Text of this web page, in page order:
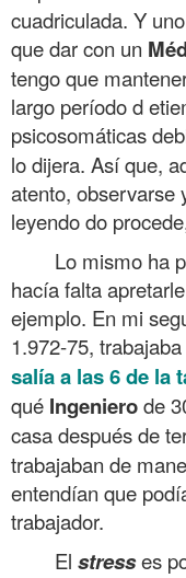
cuadriculada. Y
que dar con un
tengo que
largo período d
psicosomáticas
lo dijera. Así que,
atento, observarse
leyendo do
Lo mismo ha
hacía falta
ejemplo. En mi
1.972-75,
salía a las 6 de la
qué Ingenierode
casa después de
trabajaban de
entendían que
trabajador.
El stresses